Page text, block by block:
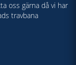
oss gärna då vi har
travbana